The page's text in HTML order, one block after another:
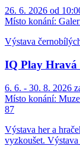
26. 6. 2026 od
Místo konání:
Výstava
IQ Play Hravá
6. 6. - 30. 8. 2026
Místo konání:
87
Výstava her a
vyzkoušet.